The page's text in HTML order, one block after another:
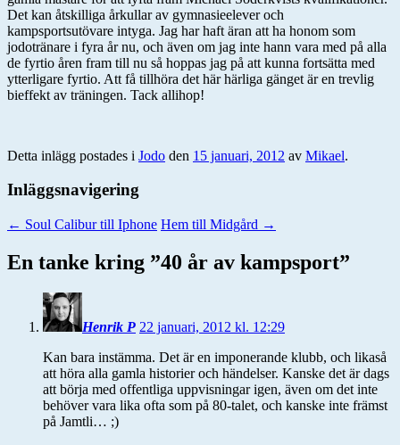
Det kan åtskilliga årkullar av gymnasieelever och
kampsportsutövare intyga. Jag har haft äran att ha honom som
jodotränare i fyra år nu, och även om jag inte hann vara med på alla
de fyrtio åren fram till nu så hoppas jag på att kunna fortsätta med
ytterligare fyrtio. Att få tillhöra det här härliga gänget är en trevlig
bieffekt av träningen. Tack allihop!
Detta inlägg postades i Jodo den 15 januari, 2012 av Mikael.
Inläggsnavigering
← Soul Calibur till Iphone Hem till Midgård →
En tanke kring ”40 år av kampsport”
Henrik P 22 januari, 2012 kl. 12:29
Kan bara instämma. Det är en imponerande klubb, och likaså
att höra alla gamla historier och händelser. Kanske det är dags
att börja med offentliga uppvisningar igen, även om det inte
behöver vara lika ofta som på 80-talet, och kanske inte främst
på Jamtli… ;)